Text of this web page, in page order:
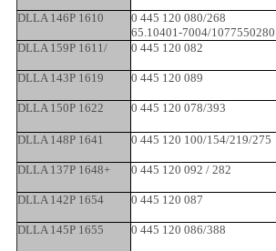
DLLA 146P 1610
0 445 120 080/268
65.10401-7004/1077550280
DLLA 159P 1611/
0 445 120 082
DLLA 143P 1619 0 445 120 089
DLLA 150P 1622 0 445 120 078/393
DLLA 148P 1641 0 445 120 100/154/219/275
DLLA 137P 1648+ 0 445 120 092 / 282
DLLA 142P 1654 0 445 120 087
DLLA 145P 1655 0 445 120 086/388